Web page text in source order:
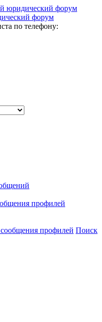
форум
по телефону:
профилей
профилей Поиск